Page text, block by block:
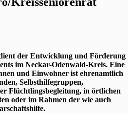
der Entwicklung und Förderung
im Neckar-Odenwald-Kreis. Eine
und Einwohner ist ehrenamtlich
Selbsthilfegruppen,
Flüchtlingsbegleitung, in örtlichen
oder im Rahmen der wie auch